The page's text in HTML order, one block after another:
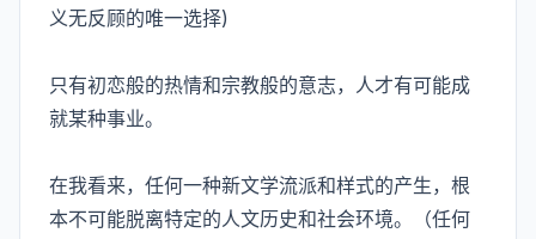
义无反顾的唯一选择)
只有初恋般的热情和宗教般的意志，人才有可能成
就某种事业。
在我看来，任何一种新文学流派和样式的产生，根
本不可能脱离特定的人文历史和社会环境。（任何